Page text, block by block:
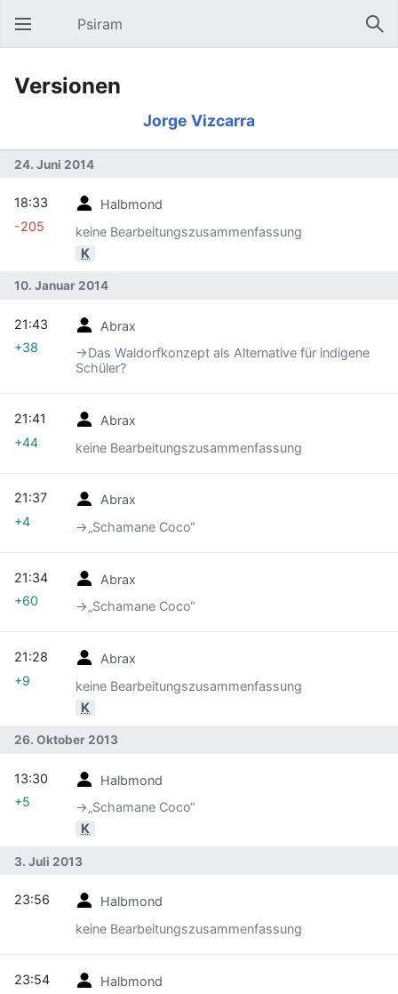
Hauptmenü öffnen Psiram
Versionen
Jorge Vizcarra
24. Juni 2014
Halbmond
keine Bearbeitungszusammenfassung
K
18:33
-205
10. Januar 2014
Abrax
→‎Das Waldorfkonzept als Alternative für indigene
Schüler?
21:43
+38
Abrax
keine Bearbeitungszusammenfassung
21:41
+44
Abrax
→‎„Schamane Coco“
21:37
+4
Abrax
→‎„Schamane Coco“
21:34
+60
Abrax
keine Bearbeitungszusammenfassung
K
21:28
+9
26. Oktober 2013
Halbmond
→‎„Schamane Coco“
K
13:30
+5
3. Juli 2013
Halbmond
keine Bearbeitungszusammenfassung
23:56
Halbmond
23:54